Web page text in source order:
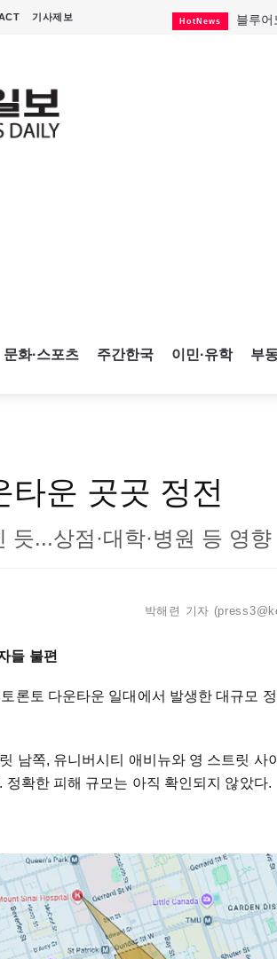
기사제보 HotNews 블루어
문화·스포츠 주간한국 이민·유학 부
타운 곳곳 정전
듯...상점·대학·병원 등 영향
박해련 기자
들 불편
론토 다운타운 일대에서 발생한 대규모
남쪽, 유니버시티 애비뉴와 영 스트릿 사
정확한 피해 규모는 아직 확인되지 않았다.